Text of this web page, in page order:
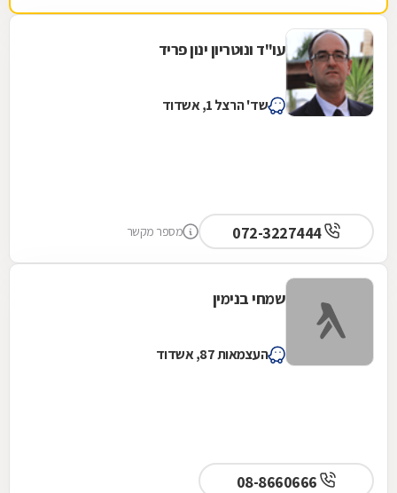
עו"ד ונוטריון ינון פריד
שד' הרצל 1, אשדוד
072-3227444 מספר מקשר
שמחי בנימין
העצמאות 87, אשדוד
08-8660666